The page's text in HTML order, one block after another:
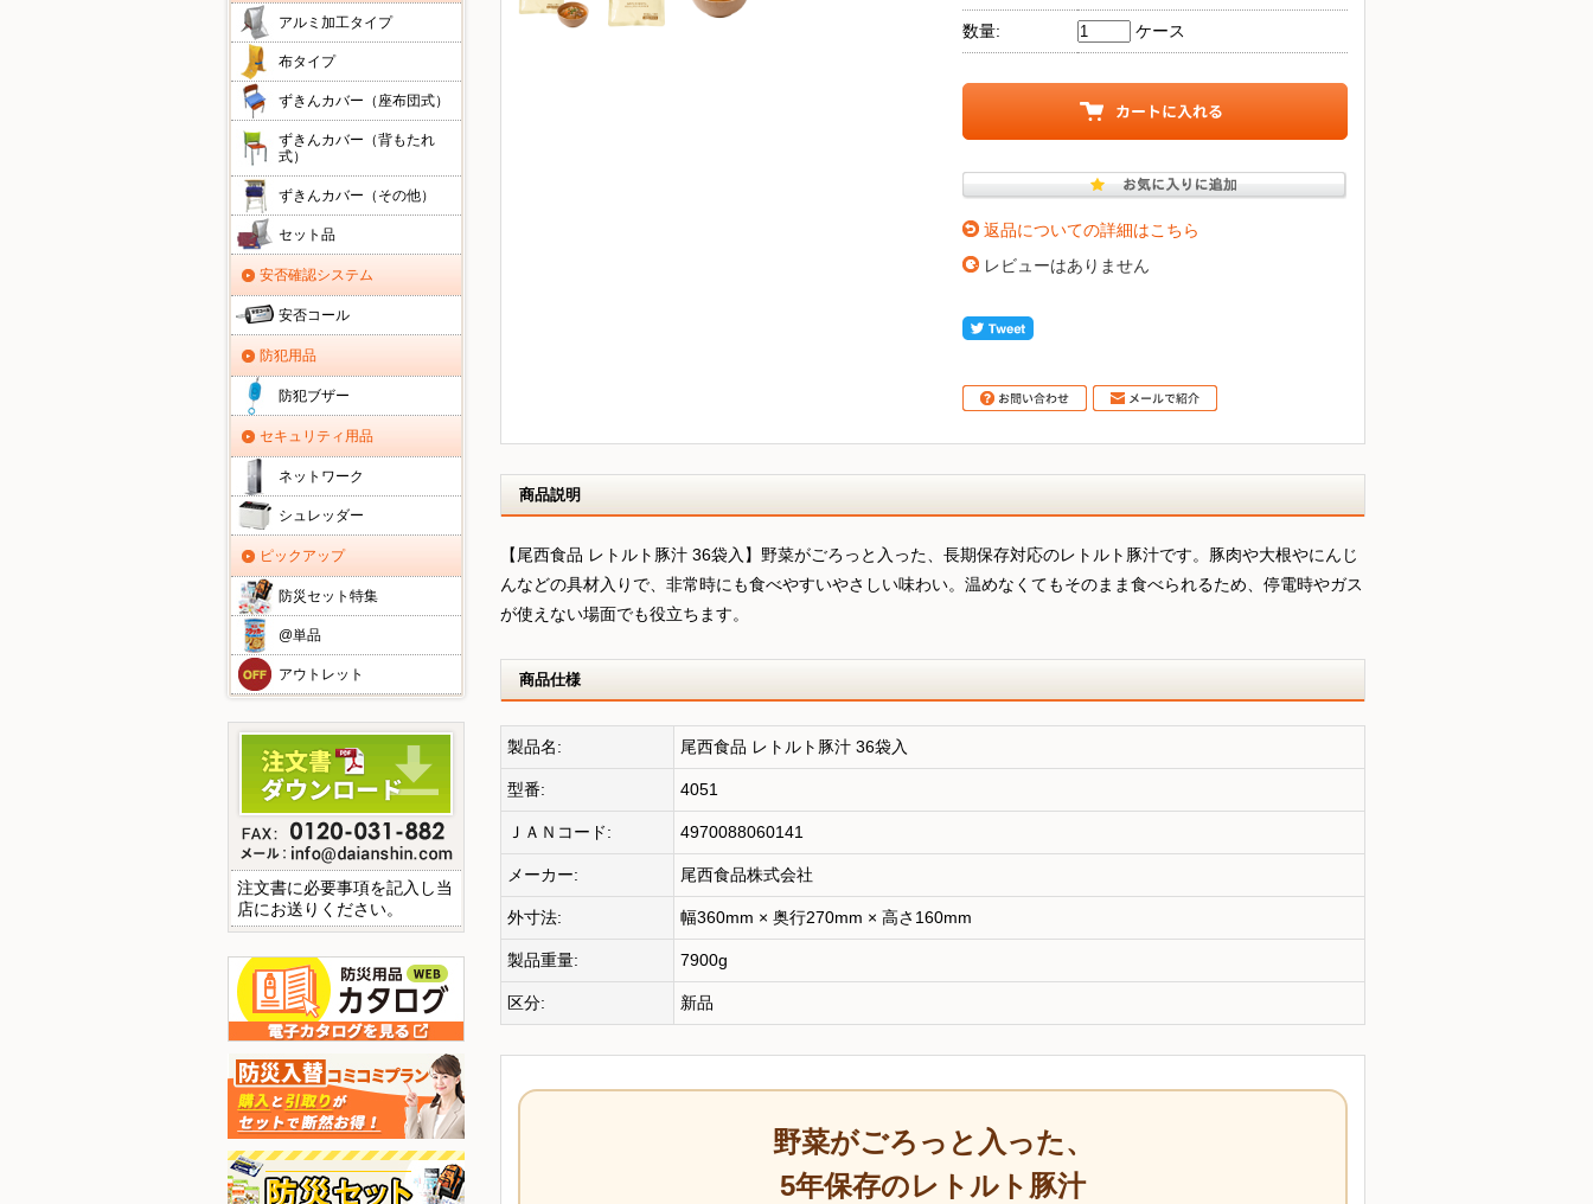
数量: ケース
返品についての詳細はこちら
レビューはありません
商品説明
【尾西食品 レトルト豚汁 36袋入】野菜がごろっと入った、長期保存対応のレトルト豚汁です。豚肉や大根やにんじ
んなどの具材入りで、非常時にも食べやすいやさしい味わい。温めなくてもそのまま食べられるため、停電時やガス
が使えない場面でも役立ちます。
商品仕様
製品名: 尾西食品 レトルト豚汁 36袋入
型番: 4051
ＪＡＮコード: 4970088060141
メーカー: 尾西食品株式会社
外寸法: 幅360mm × 奥行270mm × 高さ160mm
製品重量: 7900g
区分: 新品
野菜がごろっと入った、
5年保存のレトルト豚汁
アルミ加工タイプ
布タイプ
ずきんカバー（座布団式）
ずきんカバー（背もたれ
式）
ずきんカバー（その他）
セット品
安否確認システム
安否コール
防犯用品
防犯ブザー
セキュリティ用品
ネットワーク
シュレッダー
ピックアップ
防災セット特集
@単品
アウトレット
注文書に必要事項を記入し当
店にお送りください。